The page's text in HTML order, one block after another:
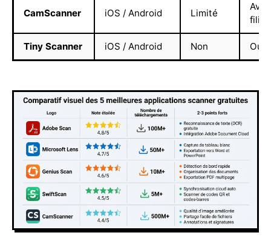
CamScanner iOS / Android Limité
Avec
Tiny Scanner iOS / Android Non Oui